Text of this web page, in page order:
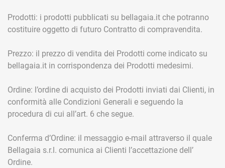
Prodotti: i prodotti pubblicati su bellagaia.it che potranno
costituire oggetto di futuro Contratto di compravendita.
Prezzo: il prezzo di vendita dei Prodotti come indicato su
bellagaia.it in corrispondenza dei Prodotti medesimi.
Ordine: l’ordine di acquisto dei Prodotti inviati dai Clienti, in
conformità alle Condizioni Generali e seguendo la
procedura di cui all’art. 6 che segue.
Conferma d’Ordine: il messaggio e-mail attraverso il quale
Bellagaia s.r.l. comunica ai Clienti l’accettazione dell’
Ordine.